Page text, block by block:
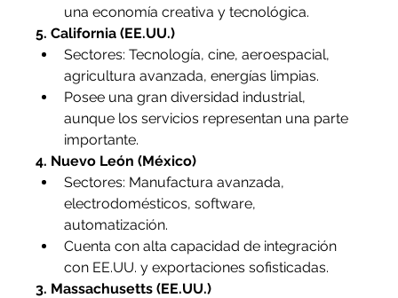
una economía creativa y tecnológica.
5. California (EE.UU.)
Sectores: Tecnología, cine, aeroespacial,
agricultura avanzada, energías limpias.
Posee una gran diversidad industrial,
aunque los servicios representan una parte
importante.
4. Nuevo León (México)
Sectores: Manufactura avanzada,
electrodomésticos, software,
automatización.
Cuenta con alta capacidad de integración
con EE.UU. y exportaciones sofisticadas.
3. Massachusetts (EE.UU.)